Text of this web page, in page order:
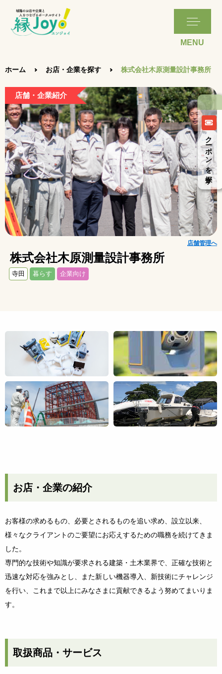
クーポンを探す
ホーム お店・企業を探す 株式会社木原測量設計事務所
店舗・企業紹介
店舗管理へ
株式会社木原測量設計事務所
寺田 暮らす 企業向け
お店・企業の紹介
お客様の求めるもの、必要とされるものを追い求め、設立以来、
様々なクライアントのご要望にお応えするための職務を続けてきま
した。
専門的な技術や知識が要求される建築・土木業界で、正確な技術と
迅速な対応を強みとし、また新しい機器導入、新技術にチャレンジ
を行い、これまで以上にみなさまに貢献できるよう努めてまいりま
す。
取扱商品・サービス